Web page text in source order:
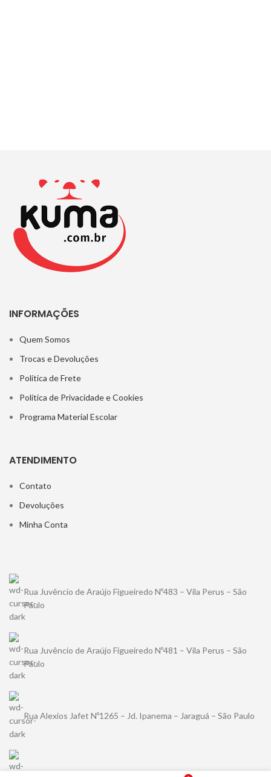
INFORMAÇÕES
Quem Somos
Trocas e Devoluções
Política de Frete
Política de Privacidade e Cookies
Programa Material Escolar
ATENDIMENTO
Contato
Devoluções
Minha Conta
Rua Juvêncio de Araújo Figueiredo Nº483 – Vila Perus – São
Paulo
Rua Juvêncio de Araújo Figueiredo Nº481 – Vila Perus – São
Paulo
Rua Alexios Jafet Nº1265 – Jd. Ipanema – Jaraguá – São Paulo
(11) 94489-5456